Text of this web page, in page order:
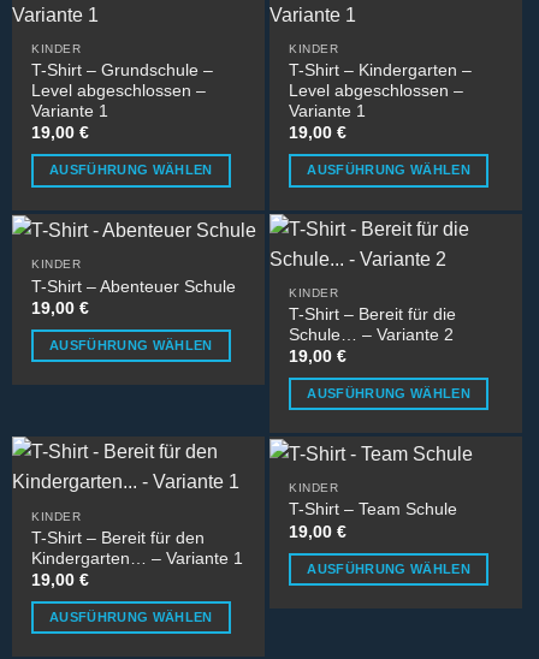
gewählt
gewählt
Varianten
auf.
Die
Optionen
können
auf
der
gewählt
Die
Optionen
können
auf
der
Produktseite
gewählt
KINDER
T-Shirt – Grundschule –
Level abgeschlossen –
Variante 1
19,00€
AUSFÜHRUNG WÄHLEN
Produkt
mehrere
Varianten
Die
der
Produktseite
werden
KINDER
T-Shirt – Kindergarten –
Level abgeschlossen –
Variante 1
19,00€
AUSFÜHRUNG WÄHLEN
Produkt
weist
Varianten
auf.
Die
Optionen
können
der
gewählt
werden
KINDER
T-Shirt – Abenteuer Schule
19,00€
AUSFÜHRUNG WÄHLEN
mehrere
Varianten
Die
Optionen
können
auf
der
KINDER
T-Shirt – Bereit für die
Schule… – Variante 2
19,00€
AUSFÜHRUNG WÄHLEN
Produkt
mehrere
Varianten
Die
KINDER
T-Shirt – Bereit für den
Kindergarten… – Variante 1
19,00€
AUSFÜHRUNG WÄHLEN
KINDER
T-Shirt – Team Schule
19,00€
AUSFÜHRUNG WÄHLEN